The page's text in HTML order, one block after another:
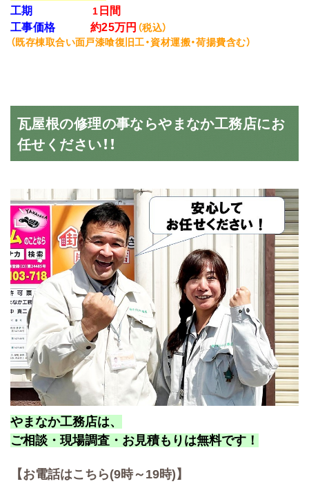
工期 1日間
工事価格
約25万円 （税込）
（既存棟取合い面戸漆喰復旧工・資材運搬・荷揚費含む）
瓦屋根の修理の事ならやまなか工務店にお
任せください！！
やまなか工務店は、
ご相談・現場調査・お見積もりは無料です！
【お電話はこちら(9時～19時)】